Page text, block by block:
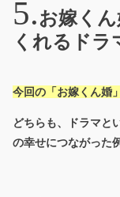
お嫁く
くれるドラ
今回の「お嫁くん婚
どちらも、ドラマと
の幸せにつながった